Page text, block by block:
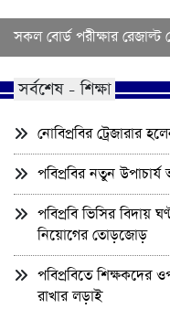
সকল বোর্ড পরীক্ষার রেজাল্ট
সর্বশেষ - শিক্ষা
নোবিপ্রবির ট্রেজারার
পবিপ্রবির নতুন
পবিপ্রবি ভিসির বিদায়
নিয়োগের তোড়জোড়
পবিপ্রবিতে শিক্ষকদের
রাখার লড়াই